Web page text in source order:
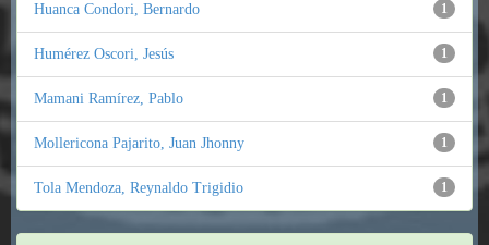
1
Huanca Condori, Bernardo
1
Humérez Oscori, Jesús
1
Mamani Ramírez, Pablo
1
Mollericona Pajarito, Juan Jhonny
1
Tola Mendoza, Reynaldo Trigidio